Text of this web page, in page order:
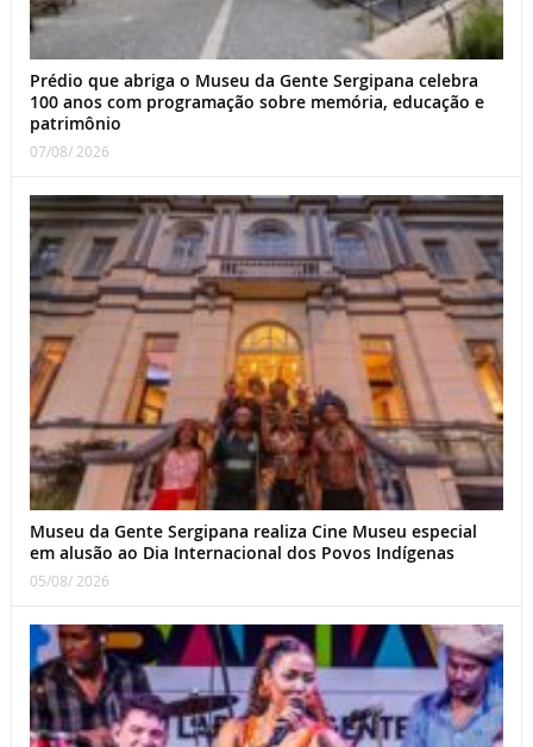
Prédio que abriga o Museu da Gente Sergipana celebra
100 anos com programação sobre memória, educação e
patrimônio
07/08/ 2026
Museu da Gente Sergipana realiza Cine Museu especial
em alusão ao Dia Internacional dos Povos Indígenas
05/08/ 2026